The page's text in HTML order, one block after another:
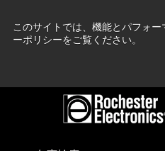
このサイトでは、機能とパフォ
ーポリシーをご覧ください。